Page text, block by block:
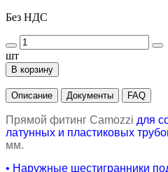
Без НДС
шт
В корзину
Описание Документы FAQ
Прямой фитинг Camozzi для
латунных и пластиковых
мм.
• Наружные шестигранники